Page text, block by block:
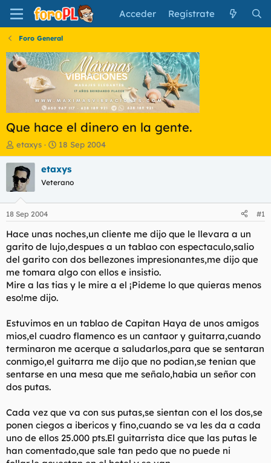
Acceder Regístrate
Foro General
Que hace el dinero en la gente.
I
n
i
c
i
a
d
o
r
e
l
t
e
m
etaxys
F
e
c
a
i
n
i
c
i
o
18 Sep 2004
etaxys
Veterano
18 Sep 2004 #1
Hace unas noches,un cliente me dijo que le llevara a un
garito de lujo,despues a un tablao con espectaculo,salio
del garito con dos bellezones impresionantes,me dijo que
me tomara algo con ellos e insistio.
Mire a las tias y le mire a el ¡Pideme lo que quieras menos
eso!me dijo.
Estuvimos en un tablao de Capitan Haya de unos amigos
mios,el cuadro flamenco es un cantaor y guitarra,cuando
terminaron me acerque a saludarlos,para que se sentaran
conmigo,el guitarra me dijo que no podian,se tenian que
sentarse en una mesa que me señalo,habia un señor con
dos putas.
Cada vez que va con sus putas,se sientan con el los dos,se
ponen ciegos a ibericos y fino,cuando se va les da a cada
uno de ellos 25.000 pts.El guitarrista dice que las putas le
han comentado,que sale tan pedo que no puede ni